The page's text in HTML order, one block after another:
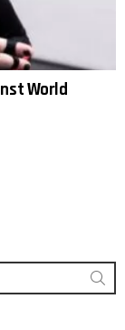
World